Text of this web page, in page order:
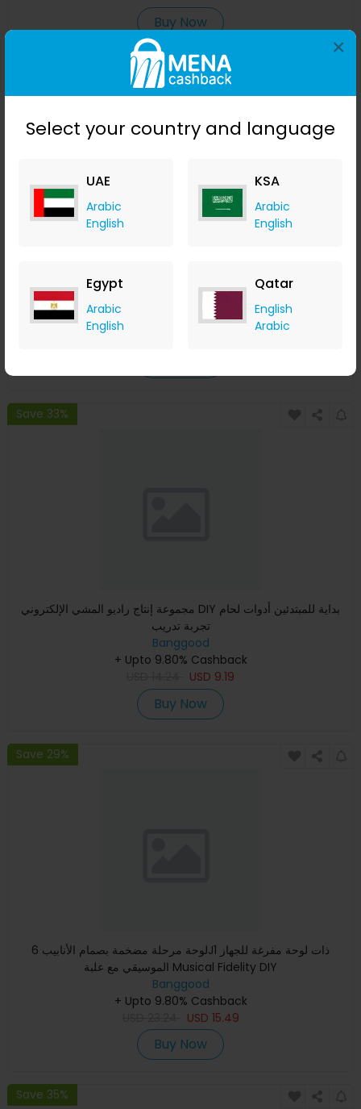
Select your country and language
UAE
Arabic
English
KSA
Arabic
English
Egypt
Arabic
English
Qatar
English
Arabic
×
Buy Now
أردوينو الإلكترونيات الذكية مجموعة الكيوب LED
+ Upto 9.80% Cashback
Save 33%
مجموعة إنتاج راديو المشي الإلكتروني DIY بداية للمبتدئين أدوات لحام
تجربة تدريب
Banggood
+ Upto 9.80% Cashback
USD 9.19
Buy Now
Save 29%
لوحة مرحلة مضخمة بصمام الأنابيب 6J1 ذات لوحة مفرغة للجهاز
الموسيقي مع علبة Musical Fidelity DIY
Banggood
+ Upto 9.80% Cashback
USD 15.49
Buy Now
Save 35%